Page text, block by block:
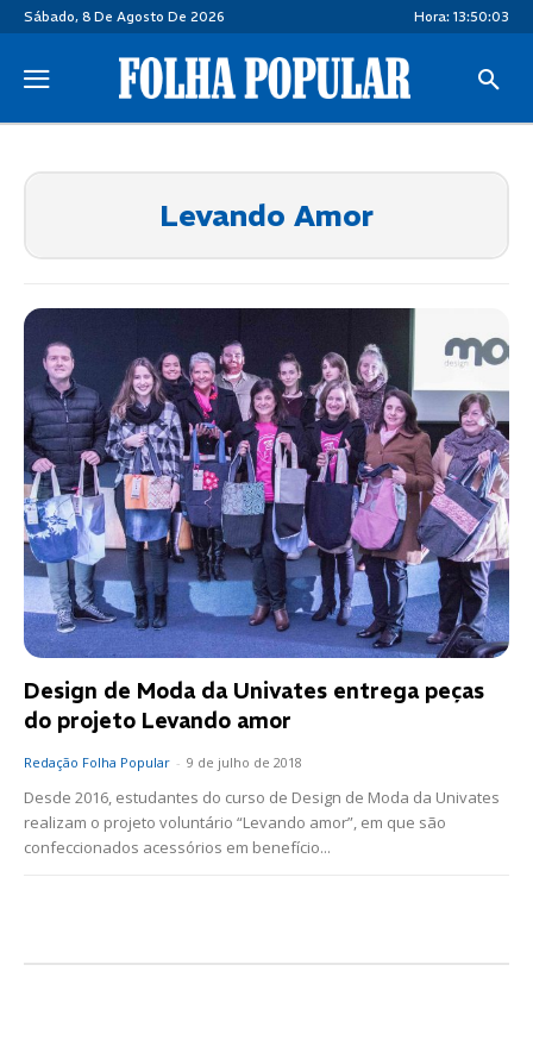
Sábado, 8 De Agosto De 2026 Hora: 13:50:03
Levando Amor
Design de Moda da Univates entrega peças
do projeto Levando amor
Redação Folha Popular - 9 de julho de 2018
Desde 2016, estudantes do curso de Design de Moda da Univates
realizam o projeto voluntário “Levando amor”, em que são
confeccionados acessórios em benefício...